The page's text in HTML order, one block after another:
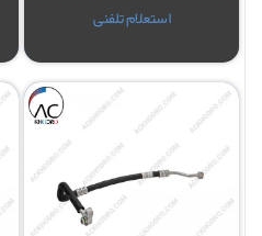
استعلام تلفنی